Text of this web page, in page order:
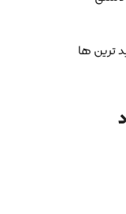
ترین ها